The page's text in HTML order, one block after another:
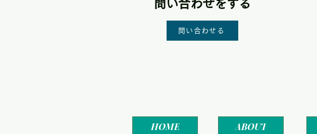
​問い合わせをする
問い合わせる
HOME ABOUT